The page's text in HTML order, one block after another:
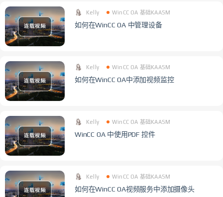
Kelly WinCC OA 基础KAASM
如何在WinCC OA 中管理设备
Kelly WinCC OA 基础KAASM
如何在WinCC OA中添加视频监控
Kelly WinCC OA 基础KAASM
WinCC OA 中使用PDF 控件
Kelly WinCC OA 基础KAASM
如何在WinCC OA视频服务中添加摄像头